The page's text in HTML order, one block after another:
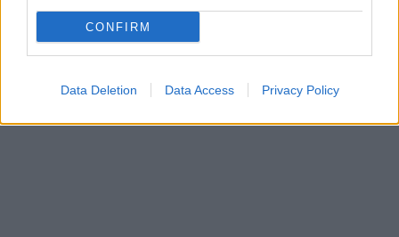
CONFIRM
Data Deletion Data Access Privacy Policy